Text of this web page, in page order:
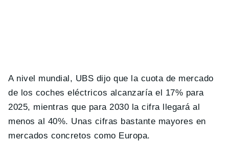
A nivel mundial, UBS dijo que la cuota de mercado
de los coches eléctricos alcanzaría el 17% para
2025, mientras que para 2030 la cifra llegará al
menos al 40%. Unas cifras bastante mayores en
mercados concretos como Europa.